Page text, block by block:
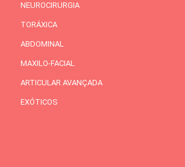
NEUROCIRURGIA
TORÁXICA
ABDOMINAL
MAXILO-FACIAL
ARTICULAR AVANÇADA
EXÓTICOS